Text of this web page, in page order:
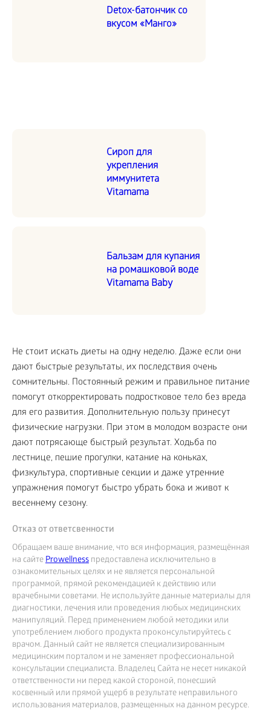
Detox-батончик со
вкусом «Манго»
Сироп для
укрепления
иммунитета
Vitamama
Бальзам для купания
на ромашковой воде
Vitamama Baby
Не стоит искать диеты на одну неделю. Даже если они
дают быстрые результаты, их последствия очень
сомнительны. Постоянный режим и правильное питание
помогут откорректировать подростковое тело без вреда
для его развития. Дополнительную пользу принесут
физические нагрузки. При этом в молодом возрасте они
дают потрясающе быстрый результат. Ходьба по
лестнице, пешие прогулки, катание на коньках,
физкультура, спортивные секции и даже утренние
упражнения помогут быстро убрать бока и живот к
весеннему сезону.
Отказ от ответсвенности
Обращаем ваше внимание, что вся информация, размещённая
на сайтеProwellness предоставлена исключительно в
ознакомительных целях и не является персональной
программой, прямой рекомендацией к действию или
врачебными советами. Не используйте данные материалы для
диагностики, лечения или проведения любых медицинских
манипуляций. Перед применением любой методики или
употреблением любого продукта проконсультируйтесь с
врачом. Данный сайт не является специализированным
медицинским порталом и не заменяет профессиональной
консультации специалиста. Владелец Сайта не несет никакой
ответственности ни перед какой стороной, понесший
косвенный или прямой ущерб в результате неправильного
использования материалов, размещенных на данном ресурсе.